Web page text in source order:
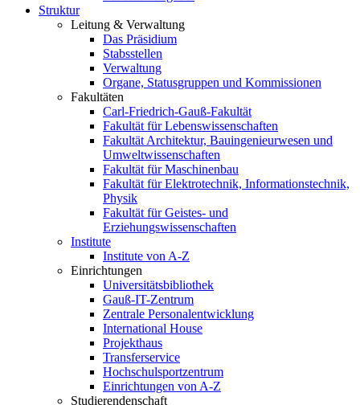
Struktur
Leitung & Verwaltung
Das Präsidium
Stabsstellen
Verwaltung
Organe, Statusgruppen und Kommissionen
Fakultäten
Carl-Friedrich-Gauß-Fakultät
Fakultät für Lebenswissenschaften
Fakultät Architektur, Bauingenieurwesen und
Umweltwissenschaften
Fakultät für Maschinenbau
Fakultät für Elektrotechnik, Informationstechnik,
Physik
Fakultät für Geistes- und
Erziehungswissenschaften
Institute
Institute von A-Z
Einrichtungen
Universitätsbibliothek
Gauß-IT-Zentrum
Zentrale Personalentwicklung
International House
Projekthaus
Transferservice
Hochschulsportzentrum
Einrichtungen von A-Z
Studierendenschaft